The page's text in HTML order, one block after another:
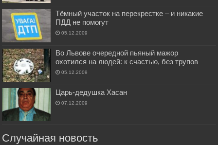
Тёмный участок на перекрестке – и никакие
ПДД не помогут
05.12.2009
Во Львове очередной пьяный мажор
охотился на людей: к счастью, без трупов
05.12.2009
Царь-дедушка Хасан
07.12.2009
Случайная новость